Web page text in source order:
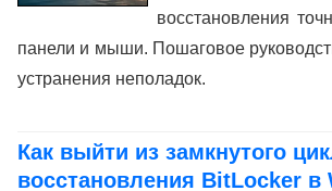
восстановления
панели и мыши. Пошаговое
устранения неполадок.
Как выйти из замкнутого
восстановления BitLocker в